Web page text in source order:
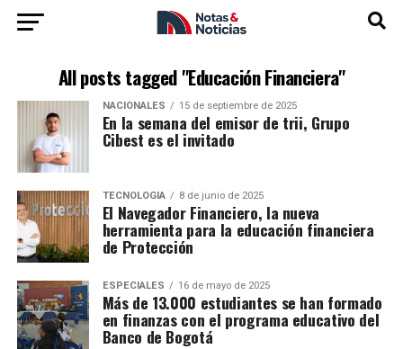
All posts tagged "Educación Financiera"
NACIONALES 15 de septiembre de 2025
En la semana del emisor de trii, Grupo
Cibest es el invitado
TECNOLOGÍA 8 de junio de 2025
El Navegador Financiero, la nueva
herramienta para la educación financiera
de Protección
ESPECIALES 16 de mayo de 2025
Más de 13.000 estudiantes se han formado
en finanzas con el programa educativo del
Banco de Bogotá